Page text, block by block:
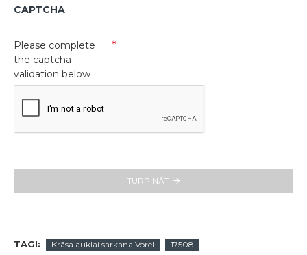
CAPTCHA
Please complete
the captcha
validation below
TURPINĀT
TAGI: Krāsa auklai sarkana Vorel
17508